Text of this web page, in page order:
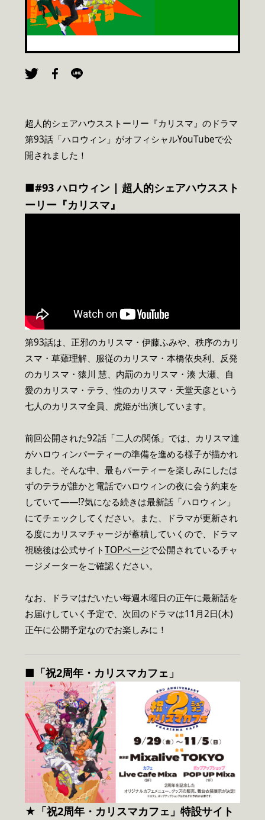
超人的シェアハウスストーリー『カリスマ』のドラマ
第93話「ハロウィン」がオフィシャルYouTubeで公
開されました！
■#93 ハロウィン | 超人的シェアハウススト
ーリー『カリスマ』
第93話は、正邪のカリスマ・伊藤ふみや、秩序のカリ
スマ・草薙理解、服従のカリスマ・本橋依央利、反発
のカリスマ・猿川 慧、内罰のカリスマ・湊 大瀬、自
愛のカリスマ・テラ、性のカリスマ・天堂天彦という
七人のカリスマ全員、虎姫が出演しています。
前回公開された92話「二人の関係」では、カリスマ達
がハロウィンパーティーの準備を進める様子が描かれ
ました。そんな中、最もパーティーを楽しみにしたは
ずのテラが誰かと電話でハロウィンの夜に会う約束を
していて――!?気になる続きは最新話「ハロウィン」
にてチェックしてください。また、ドラマが更新され
る度にカリスマチャージが蓄積していくので、ドラマ
視聴後は公式サイトTOPページで公開されているチャ
ージメーターをご確認ください。
なお、ドラマはだいたい毎週木曜日の正午に最新話を
お届けしていく予定で、次回のドラマは11月2日(木)
正午に公開予定なのでお楽しみに！
■「祝2周年・カリスマカフェ」
★「祝2周年・カリスマカフェ」特設サイト